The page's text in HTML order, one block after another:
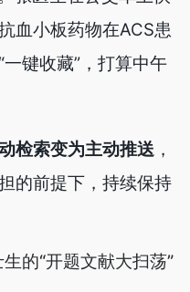
血小板药物在ACS患
键收藏”，打算中午
检索变为主动推送 ，
的前提下，持续保持
的“开题文献大扫荡”